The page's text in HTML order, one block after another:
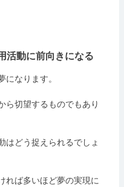
活動に前向きになる
なります。
ら切望するものでもあり
はどう捉えられるでしょ
れば多いほど夢の実現に